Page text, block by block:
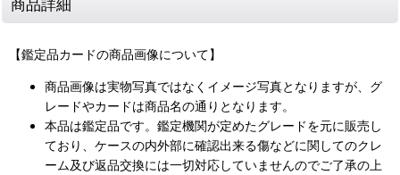
【鑑定品カードの商品画像について】
商品画像は実物写真ではなくイメージ写真となりますが、グ
レードやカードは商品名の通りとなります。
本品は鑑定品です。鑑定機関が定めたグレードを元に販売し
ており、ケースの内外部に確認出来る傷などに関してのクレ
ーム及び返品交換には一切対応していませんのでご了承の上